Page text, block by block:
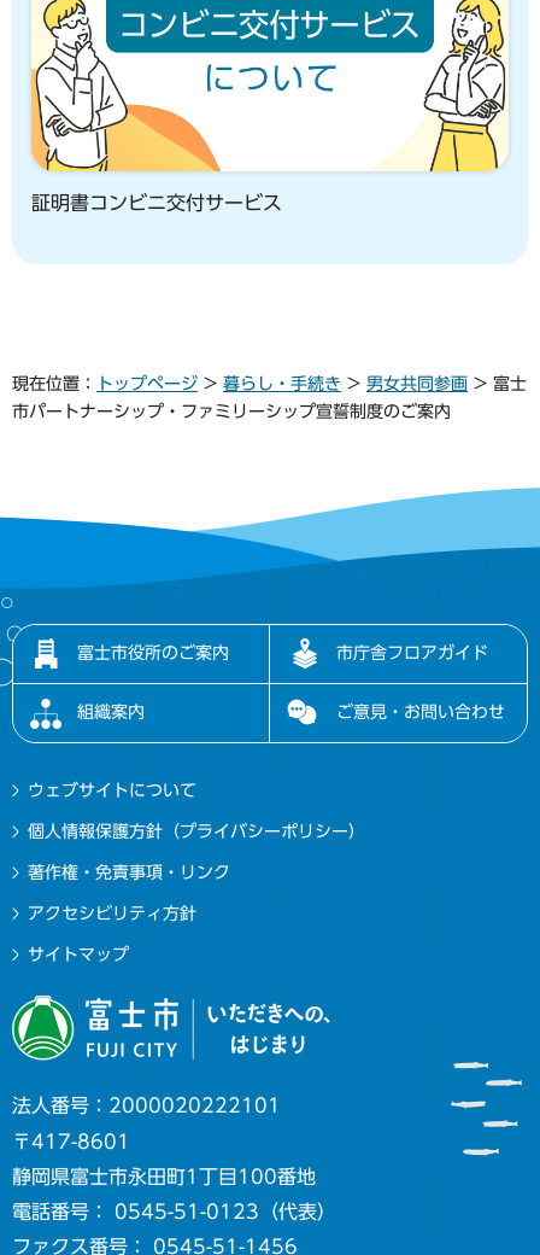
証明書コンビニ交付サービス
現在位置： トップページ > 暮らし・手続き > 男女共同参画 > 富士
市パートナーシップ・ファミリーシップ宣誓制度のご案内
富士市役所のご案内 市庁舎フロアガイド
組織案内 ご意見・お問い合わせ
ウェブサイトについて
個人情報保護方針（プライバシーポリシー）
著作権・免責事項・リンク
アクセシビリティ方針
サイトマップ
法人番号：2000020222101
〒417-8601
静岡県富士市永田町1丁目100番地
電話番号： 0545-51-0123（代表）
ファクス番号： 0545-51-1456